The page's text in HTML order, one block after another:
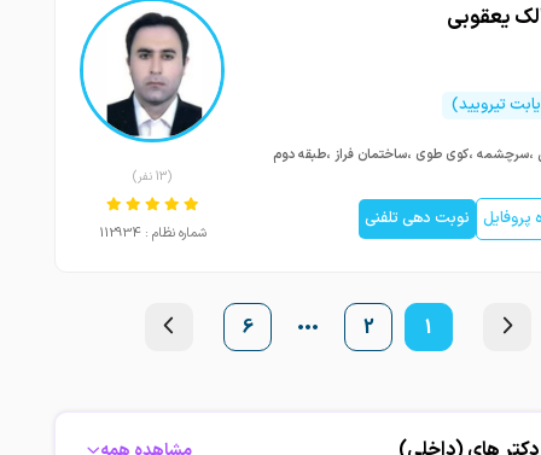
یعقوبی
تیرویید)
،سرچشمه ،کوی طوی ،ساختمان فراز ،طبقه دوم
نوبت دهی تلفنی
(13 نفر)
شماره نظام : 112934
1
2
6